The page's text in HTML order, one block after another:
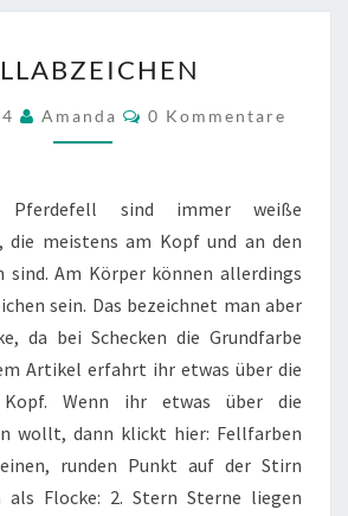
Amanda Kommentare
0 Kommentare
Pferdefell sind immer weiße
die meistens am Kopf und an den
sind. Am Körper können allerdings
sein. Das bezeichnet man aber
da bei Schecken die Grundfarbe
Artikel erfahrt ihr etwas über die
Kopf. Wenn ihr etwas über die
wollt, dann klickt hier: Fellfarben
runden Punkt auf der Stirn
als Flocke: 2. Stern Sterne liegen